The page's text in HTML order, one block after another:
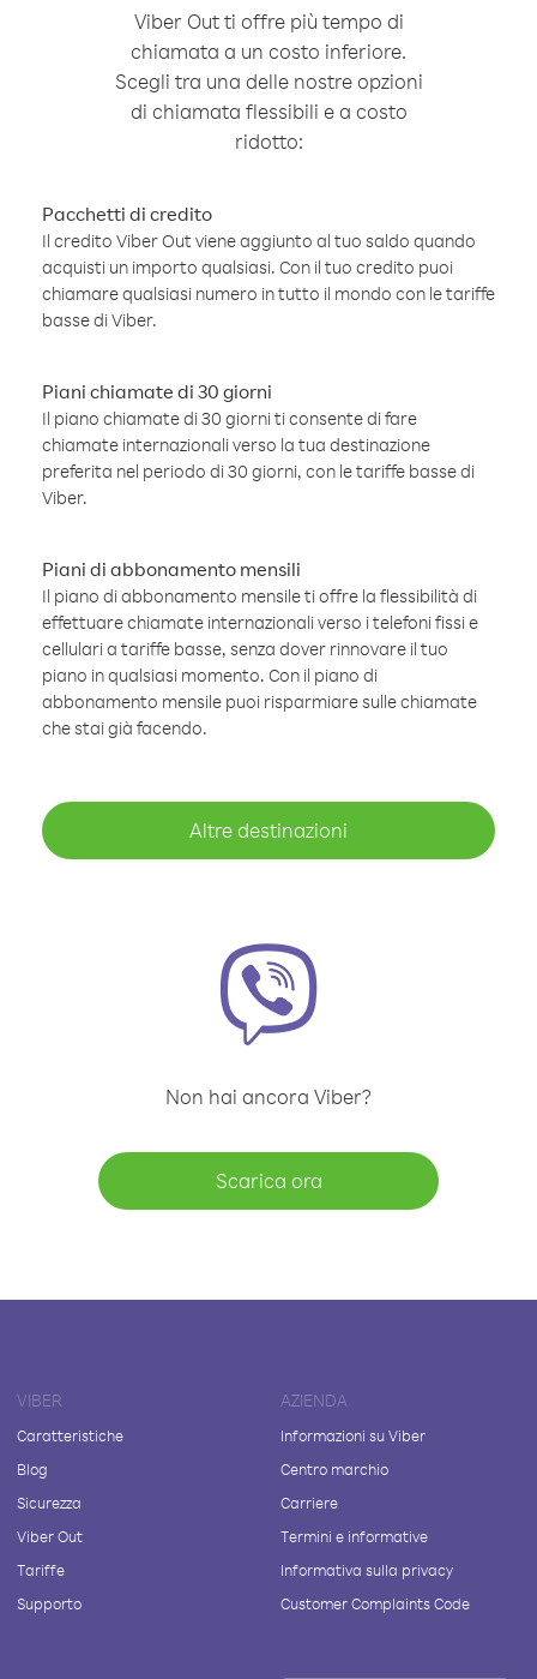
Viber Out ti offre più tempo di
chiamata a un costo inferiore.
Scegli tra una delle nostre opzioni
di chiamata flessibili e a costo
ridotto:
Pacchetti di credito
Il credito Viber Out viene aggiunto al tuo saldo quando
acquisti un importo qualsiasi. Con il tuo credito puoi
chiamare qualsiasi numero in tutto il mondo con le tariffe
basse di Viber.
Piani chiamate di 30 giorni
Il piano chiamate di 30 giorni ti consente di fare
chiamate internazionali verso la tua destinazione
preferita nel periodo di 30 giorni, con le tariffe basse di
Viber.
Piani di abbonamento mensili
Il piano di abbonamento mensile ti offre la flessibilità di
effettuare chiamate internazionali verso i telefoni fissi e
cellulari a tariffe basse, senza dover rinnovare il tuo
piano in qualsiasi momento. Con il piano di
abbonamento mensile puoi risparmiare sulle chiamate
che stai già facendo.
Altre destinazioni
Non hai ancora Viber?
Scarica ora
VIBER
Caratteristiche
Blog
Sicurezza
Viber Out
Tariffe
Supporto
AZIENDA
Informazioni su Viber
Centro marchio
Carriere
Termini e informative
Informativa sulla privacy
Customer Complaints Code